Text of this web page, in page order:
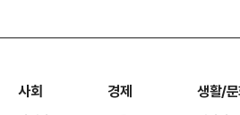
사회 경제 생활/